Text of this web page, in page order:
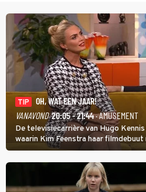
TIP
OH, WAT EEN JAAR!
VANAVOND 20:05 - 21:44· AMUSEMENT
De televisiecarrière van Hugo
waarin Kim Feenstra haar
Oh, Wat een Jaar! wordt duidelijk
jaar waarin ze allebei eindtwintigers